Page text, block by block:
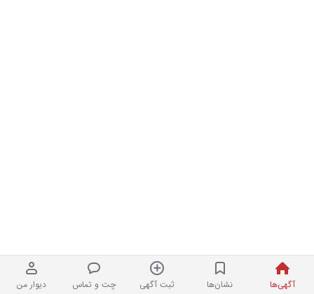
آگهی‌ها نشان‌ها ثبت آگهی چت و تماس دیوار من